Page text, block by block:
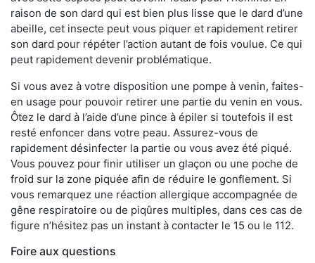
raison de son dard qui est bien plus lisse que le dard d’une
abeille, cet insecte peut vous piquer et rapidement retirer
son dard pour répéter l’action autant de fois voulue. Ce qui
peut rapidement devenir problématique.
Si vous avez à votre disposition une pompe à venin, faites-
en usage pour pouvoir retirer une partie du venin en vous.
Ôtez le dard à l’aide d’une pince à épiler si toutefois il est
resté enfoncer dans votre peau. Assurez-vous de
rapidement désinfecter la partie ou vous avez été piqué.
Vous pouvez pour finir utiliser un glaçon ou une poche de
froid sur la zone piquée afin de réduire le gonflement. Si
vous remarquez une réaction allergique accompagnée de
gêne respiratoire ou de piqûres multiples, dans ces cas de
figure n’hésitez pas un instant à contacter le 15 ou le 112.
Foire aux questions